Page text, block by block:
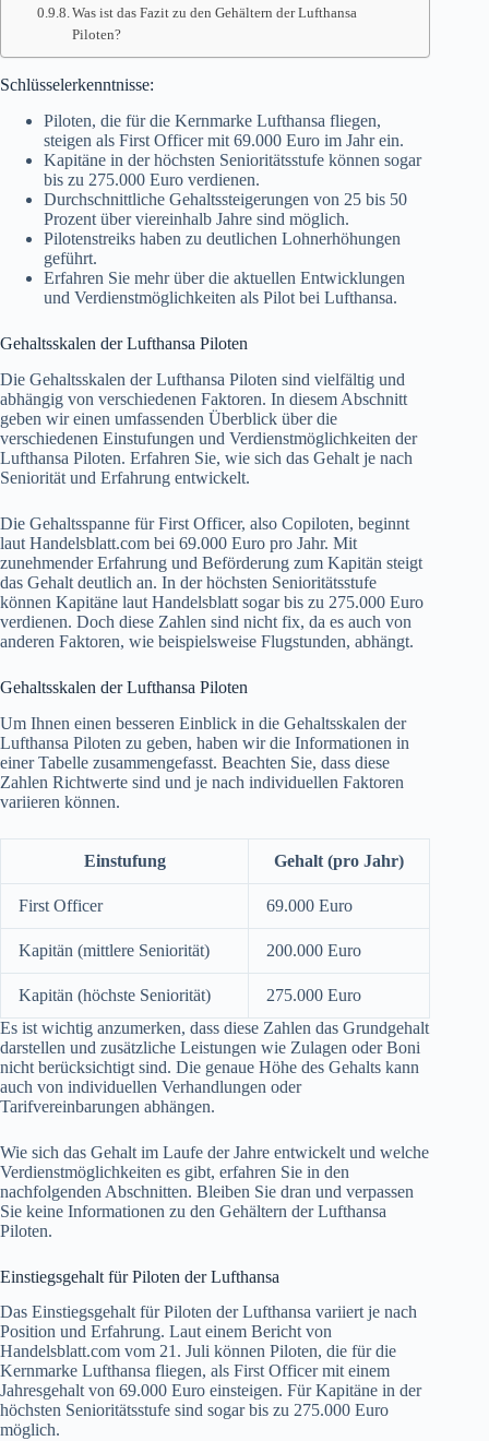
Was ist das Fazit zu den Gehältern der Lufthansa
Piloten?
Schlüsselerkenntnisse:
Piloten, die für die Kernmarke Lufthansa fliegen,
steigen als First Officer mit 69.000 Euro im Jahr ein.
Kapitäne in der höchsten Senioritätsstufe können sogar
bis zu 275.000 Euro verdienen.
Durchschnittliche Gehaltssteigerungen von 25 bis 50
Prozent über viereinhalb Jahre sind möglich.
Pilotenstreiks haben zu deutlichen Lohnerhöhungen
geführt.
Erfahren Sie mehr über die aktuellen Entwicklungen
und Verdienstmöglichkeiten als Pilot bei Lufthansa.
Gehaltsskalen der Lufthansa Piloten
Die Gehaltsskalen der Lufthansa Piloten sind vielfältig und
abhängig von verschiedenen Faktoren. In diesem Abschnitt
geben wir einen umfassenden Überblick über die
verschiedenen Einstufungen und Verdienstmöglichkeiten der
Lufthansa Piloten. Erfahren Sie, wie sich das Gehalt je nach
Seniorität und Erfahrung entwickelt.
Die Gehaltsspanne für First Officer, also Copiloten, beginnt
laut Handelsblatt.com bei 69.000 Euro pro Jahr. Mit
zunehmender Erfahrung und Beförderung zum Kapitän steigt
das Gehalt deutlich an. In der höchsten Senioritätsstufe
können Kapitäne laut Handelsblatt sogar bis zu 275.000 Euro
verdienen. Doch diese Zahlen sind nicht fix, da es auch von
anderen Faktoren, wie beispielsweise Flugstunden, abhängt.
Gehaltsskalen der Lufthansa Piloten
Um Ihnen einen besseren Einblick in die Gehaltsskalen der
Lufthansa Piloten zu geben, haben wir die Informationen in
einer Tabelle zusammengefasst. Beachten Sie, dass diese
Zahlen Richtwerte sind und je nach individuellen Faktoren
variieren können.
Einstufung Gehalt (pro Jahr)
First Officer 69.000 Euro
Kapitän (mittlere Seniorität) 200.000 Euro
Kapitän (höchste Seniorität)
275.000 Euro
Es ist wichtig anzumerken, dass diese Zahlen das Grundgehalt
darstellen und zusätzliche Leistungen wie Zulagen oder Boni
nicht berücksichtigt sind. Die genaue Höhe des Gehalts kann
auch von individuellen Verhandlungen oder
Tarifvereinbarungen abhängen.
Wie sich das Gehalt im Laufe der Jahre entwickelt und welche
Verdienstmöglichkeiten es gibt, erfahren Sie in den
nachfolgenden Abschnitten. Bleiben Sie dran und verpassen
Sie keine Informationen zu den Gehältern der Lufthansa
Piloten.
Einstiegsgehalt für Piloten der Lufthansa
Das Einstiegsgehalt für Piloten der Lufthansa variiert je nach
Position und Erfahrung. Laut einem Bericht von
Handelsblatt.com vom 21. Juli können Piloten, die für die
Kernmarke Lufthansa fliegen, als First Officer mit einem
Jahresgehalt von 69.000 Euro einsteigen. Für Kapitäne in der
höchsten Senioritätsstufe sind sogar bis zu 275.000 Euro
möglich.